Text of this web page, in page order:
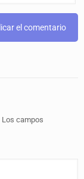
Los campos